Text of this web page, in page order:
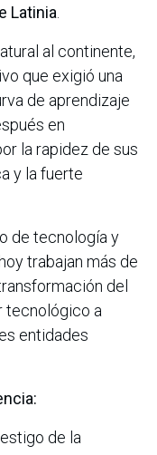
Latinia
al continente,
que exigió una
de aprendizaje
en
la rapidez de sus
y la fuerte
de tecnología y
trabajan más de
del
tecnológico a
entidades
de la